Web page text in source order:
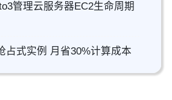
管理云服务器EC2生命周期
占式实例 月省30%计算成本